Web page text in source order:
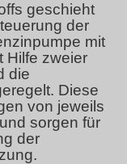
geschieht
der
mit
Hilfe zweier
die
Diese
von jeweils
sorgen für
der